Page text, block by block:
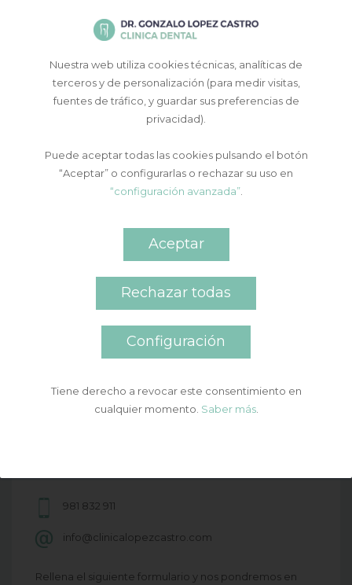
Contacto y cita previa
distintos medios que te indicamos o bien solicitar una
981 832 911
info@clinicalopezcastro.com
Rellena el siguiente formulario y nos pondremos en
Nuestra web utiliza cookies técnicas, analíticas de
terceros y de personalización (para medir visitas,
fuentes de tráfico, y guardar sus preferencias de
privacidad).
Puede aceptar todas las cookies pulsando el botón
“Aceptar” o configurarlas o rechazar su uso en
“configuración avanzada”.
Aceptar
Rechazar todas
Configuración
Tiene derecho a revocar este consentimiento en
cualquier momento. Saber más.